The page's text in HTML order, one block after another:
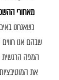
מאחורי
כשאנחנו
שבהם אנו
המפה הרגשית
את